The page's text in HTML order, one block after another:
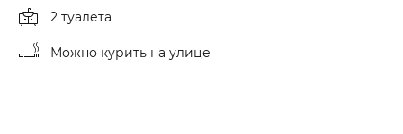
2 туалета
Можно курить на улице